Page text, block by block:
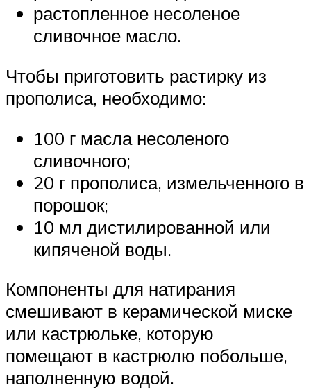
растопленное несоленое
сливочное масло.
Чтобы приготовить растирку из
прополиса, необходимо:
100 г масла несоленого
сливочного;
20 г прополиса, измельченного в
порошок;
10 мл дистилированной или
кипяченой воды.
Компоненты для натирания
смешивают в керамической миске
или кастрюльке, которую
помещают в кастрюлю побольше,
наполненную водой.